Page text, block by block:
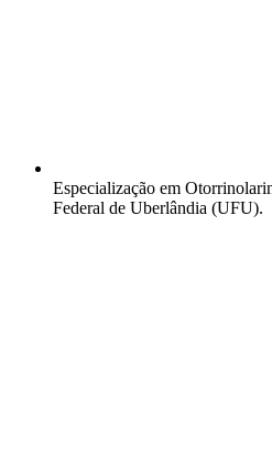
Especialização em
Federal de Uberlândia (UFU).